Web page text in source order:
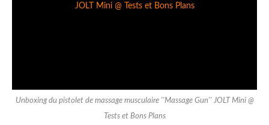
Unboxing du pistolet de massage musculaire ''Massage Gun'' JOLT Mini @
Tests et Bons Plans